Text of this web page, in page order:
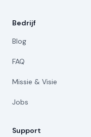
Bedrijf
Blog
FAQ
Missie & Visie
Jobs
Support